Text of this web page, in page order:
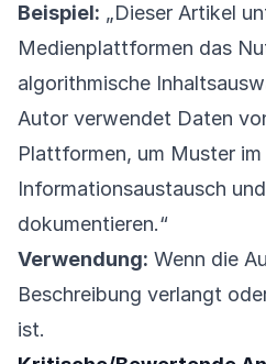
Beispiel: „Dieser Artikel
Medienplattformen das
algorithmische
Autor verwendet Daten
Plattformen, um Muster im
Informationsaustausch
dokumentieren.“
Verwendung: Wenn die
Beschreibung verlangt
ist.